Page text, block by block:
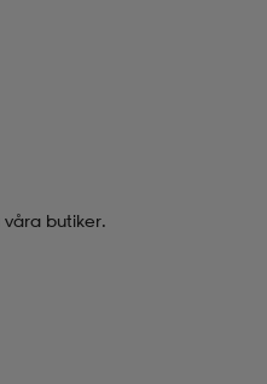
butiker.